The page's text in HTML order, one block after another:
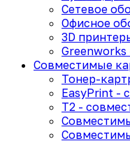
Сетевое
Офисное
3D
Greenworks
Совместимые
Тонер-
EasyPrint -
T2 -